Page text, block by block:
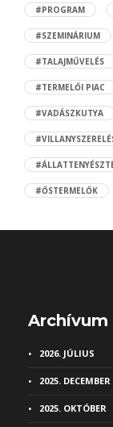
#PROGRAM
#SZEMINÁRIUM
#TALAJMŰVELÉS
#TERMELŐI PIAC
#VADÁSZKUTYA
#ŐSTERMELŐK
Archívum
2026. JÚLIUS
2025. DECEMBER
2025. OKTÓBER